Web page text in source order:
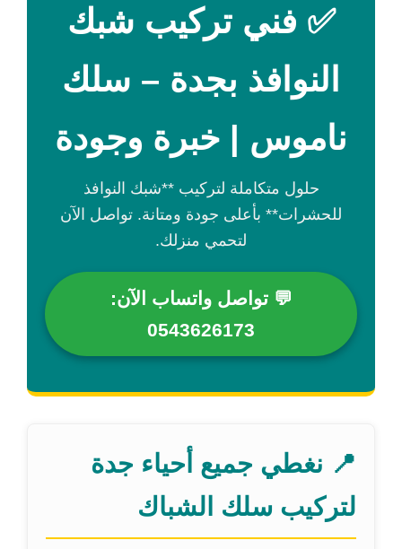
✅ فني تركيب شبك
النوافذ بجدة – سلك
ناموس | خبرة وجودة
حلول متكاملة لتركيب **شبك النوافذ
للحشرات** بأعلى جودة ومتانة. تواصل الآن
لتحمي منزلك.
💬 تواصل واتساب الآن:
0543626173
📍 نغطي جميع أحياء جدة
لتركيب سلك الشباك